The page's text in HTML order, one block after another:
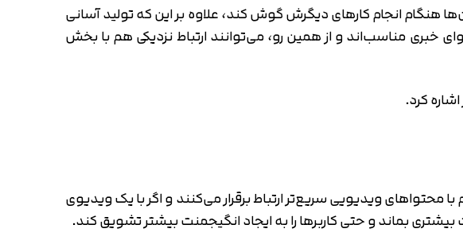
هنگام انجام کارهای دیگرش گوش کند، علاوه بر این که تولید آسانی
خبری مناسب‌اند و از همین رو، می‌توانند ارتباط نزدیکی هم با بخش
محتواهای ویدیویی سریع‌تر ارتباط برقرار می‌کنند و اگر با یک ویدیوی
بماند و حتی کاربرها را به ایجاد انگیجمنت بیشتر تشویق کند.